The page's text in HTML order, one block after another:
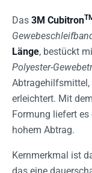
Das 3M Cubitron
Länge, bestückt
Polyester-
Abtragehilfsmittel,
erleichtert. Mit
Formung liefert es
hohem Abtrag.
Kernmerkmal ist